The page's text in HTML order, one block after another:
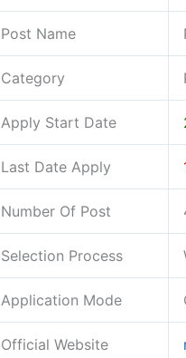
Post Name
Category
Apply Start Date
Last Date Apply
Number Of Post
Selection Process
Application Mode
Official Website